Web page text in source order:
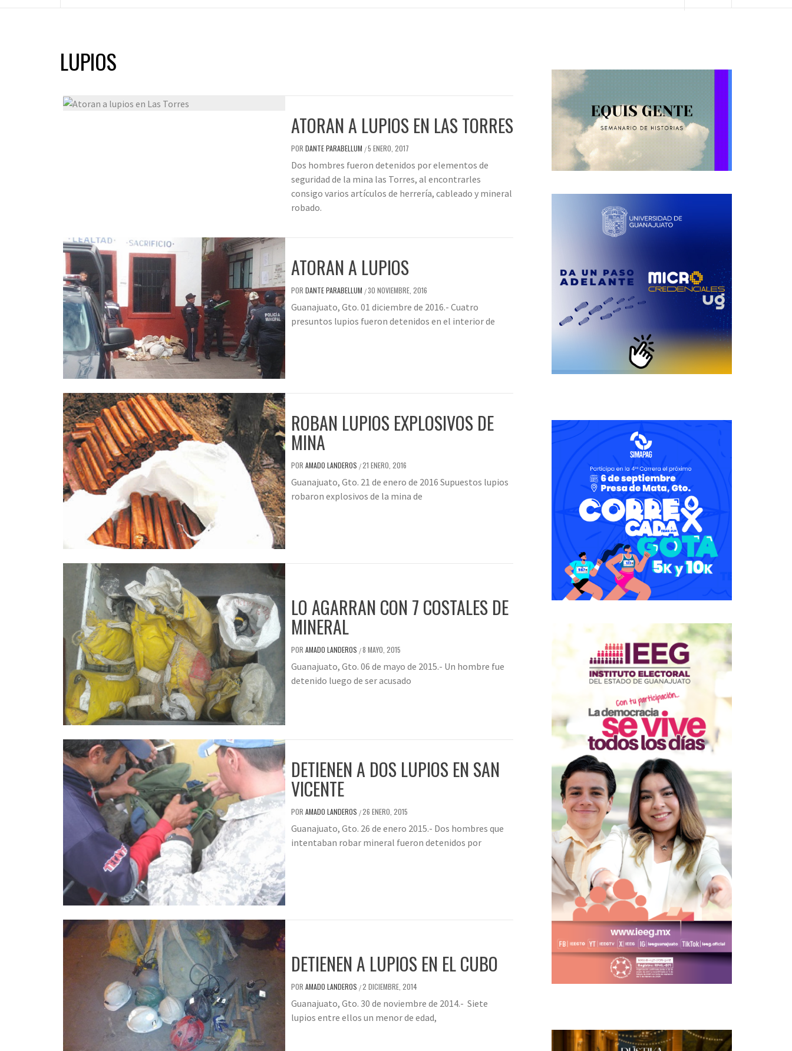
LUPIOS
ATORAN A LUPIOS EN LAS TORRES
POR DANTE PARABELLUM /5 ENERO, 2017
Dos hombres fueron detenidos por elementos de
seguridad de la mina las Torres, al encontrarles
consigo varios artículos de herrería, cableado y mineral
robado.
ATORAN A LUPIOS
POR DANTE PARABELLUM /30 NOVIEMBRE, 2016
Guanajuato, Gto. 01 diciembre de 2016.- Cuatro
presuntos lupios fueron detenidos en el interior de
ROBAN LUPIOS EXPLOSIVOS DE
MINA
POR AMADO LANDEROS /21 ENERO, 2016
Guanajuato, Gto. 21 de enero de 2016 Supuestos lupios
robaron explosivos de la mina de
LO AGARRAN CON 7 COSTALES DE
MINERAL
POR AMADO LANDEROS /8 MAYO, 2015
Guanajuato, Gto. 06 de mayo de 2015.- Un hombre fue
detenido luego de ser acusado
DETIENEN A DOS LUPIOS EN SAN
VICENTE
POR AMADO LANDEROS /26 ENERO, 2015
Guanajuato, Gto. 26 de enero 2015.- Dos hombres que
intentaban robar mineral fueron detenidos por
DETIENEN A LUPIOS EN EL CUBO
POR AMADO LANDEROS /2 DICIEMBRE, 2014
Guanajuato, Gto. 30 de noviembre de 2014.- Siete
lupios entre ellos un menor de edad,